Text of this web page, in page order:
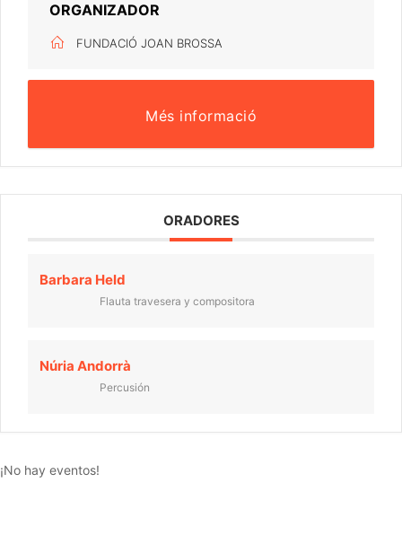
ORGANIZADOR
FUNDACIÓ JOAN BROSSA
Més informació
ORADORES
Barbara Held
Flauta travesera y compositora
Núria Andorrà
Percusión
¡No hay eventos!